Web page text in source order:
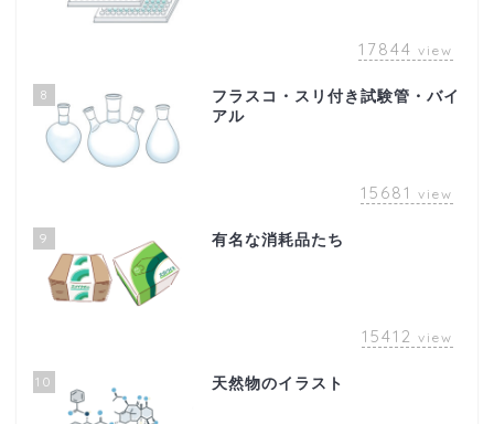
17844 view
8
フラスコ・スリ付き試験管・バイ
アル
15681 view
9 有名な消耗品たち
15412 view
10 天然物のイラスト